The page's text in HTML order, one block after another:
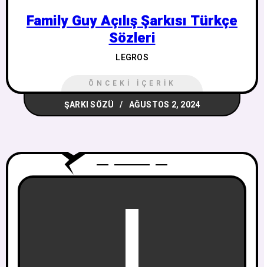
Family Guy Açılış Şarkısı Türkçe
Sözleri
LEGROS
ÖNCEKI İÇERIK
ŞARKI SÖZÜ AĞUSTOS 2, 2024